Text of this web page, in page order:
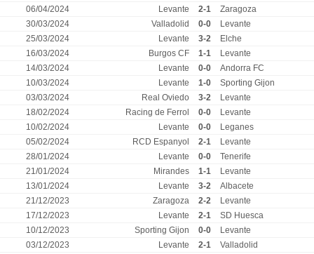
06/04/2024
Levante 2-1
Zaragoza
30/03/2024
Valladolid 0-0
Levante
25/03/2024
Levante 3-2
Elche
16/03/2024
Burgos CF 1-1
Levante
14/03/2024
Levante 0-0
Andorra FC
10/03/2024
Levante 1-0
Sporting Gijon
03/03/2024
Real Oviedo 3-2
Levante
18/02/2024
Racing de Ferrol 0-0
Levante
10/02/2024
Levante 0-0
Leganes
05/02/2024
RCD Espanyol 2-1
Levante
28/01/2024
Levante 0-0
Tenerife
21/01/2024
Mirandes 1-1
Levante
13/01/2024
Levante 3-2
Albacete
21/12/2023
Zaragoza 2-2
Levante
17/12/2023
Levante 2-1
SD Huesca
10/12/2023
Sporting Gijon 0-0
Levante
03/12/2023
Levante 2-1
Valladolid